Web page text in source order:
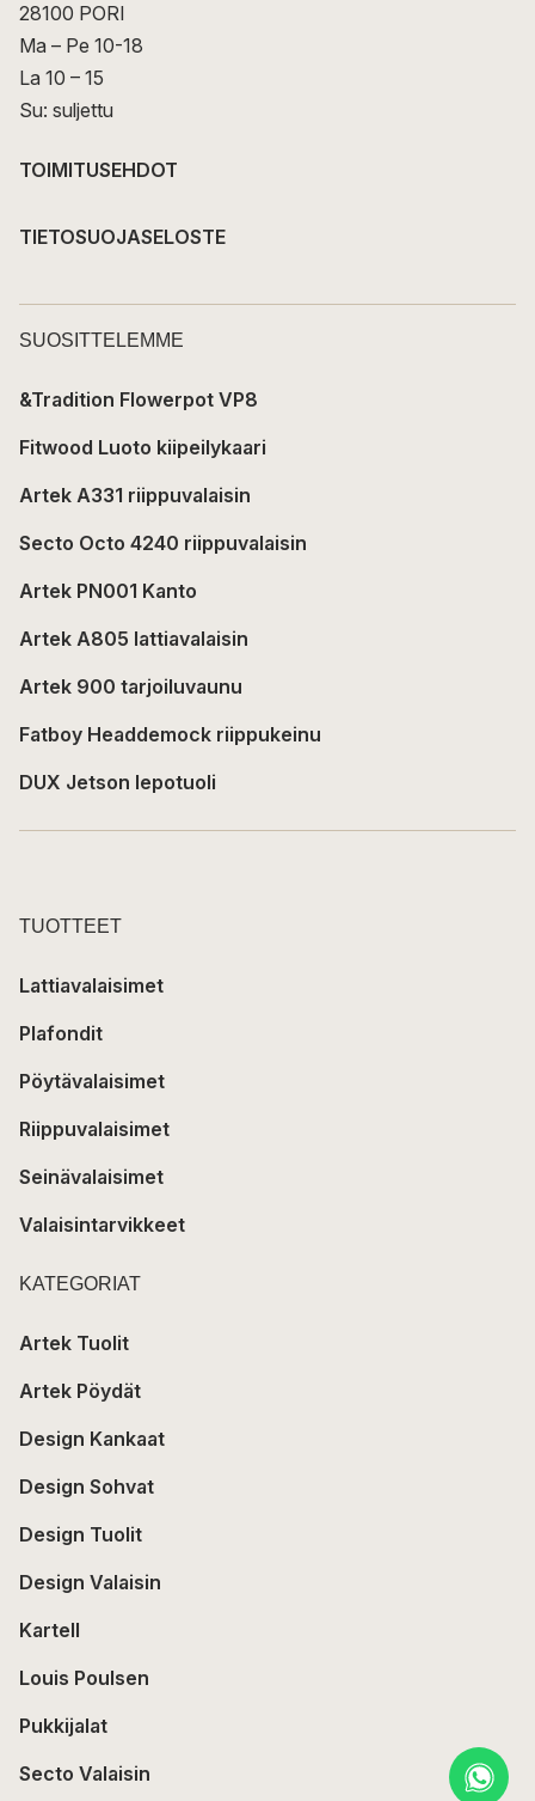
28100 PORI
Ma – Pe 10-18
La 10 – 15
Su: suljettu
TOIMITUSEHDOT
TIETOSUOJASELOSTE
SUOSITTELEMME
&Tradition Flowerpot VP8
Fitwood Luoto kiipeilykaari
Artek A331 riippuvalaisin
Secto Octo 4240 riippuvalaisin
Artek PN001 Kanto
Artek A805 lattiavalaisin
Artek 900 tarjoiluvaunu
Fatboy Headdemock riippukeinu
DUX Jetson lepotuoli
TUOTTEET
Lattiavalaisimet
Plafondit
Pöytävalaisimet
Riippuvalaisimet
Seinävalaisimet
Valaisintarvikkeet
KATEGORIAT
Artek Tuolit
Artek Pöydät
Design Kankaat
Design Sohvat
Design Tuolit
Design Valaisin
Kartell
Louis Poulsen
Pukkijalat
Secto Valaisin